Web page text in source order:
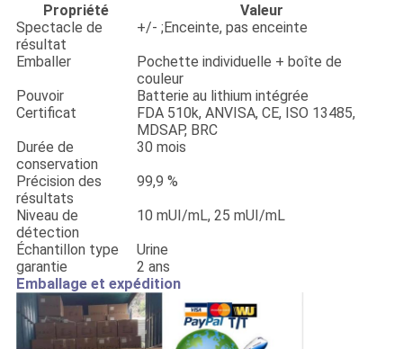
Propriété
Valeur
Spectacle de
résultat
+/- ;Enceinte, pas enceinte
Emballer
Pochette individuelle + boîte de
couleur
Pouvoir
Batterie au lithium intégrée
Certificat
FDA 510k, ANVISA, CE, ISO 13485,
MDSAP, BRC
Durée de
conservation
30 mois
Précision des
résultats
99,9 %
Niveau de
détection
10 mUI/mL, 25 mUI/mL
Échantillon type
Urine
garantie
2 ans
Emballage et expédition